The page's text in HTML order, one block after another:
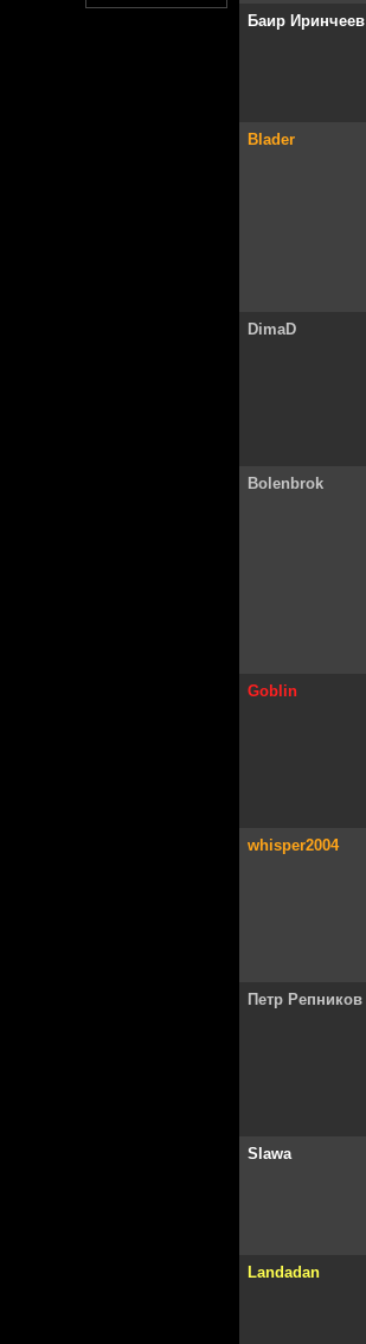
Баир Иринчеев
Blader
DimaD
Bolenbrok
Goblin
whisper2004
Петр Репников
Slawa
Landadan